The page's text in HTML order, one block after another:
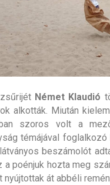
Német Klaudió
alkották. Miután
szoros volt a
témájával
beszámolót
a poénjuk hozta meg
nyújtottak át abbéli